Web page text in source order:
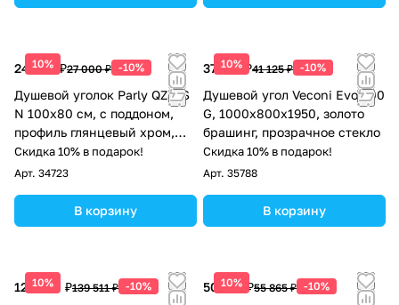
10%
24 300 ₽27 000 ₽ -10%
Душевой уголок Parly QZ81S
N 100х80 см, с поддоном,
профиль глянцевый хром,
стекло тонированное
Скидка 10% в подарок!
Арт. 34723
В корзину
10%
37 013 ₽41 125 ₽ -10%
Душевой угол Veconi Evo 300
G, 1000х800x1950, золото
брашинг, прозрачное стекло
Скидка 10% в подарок!
Арт. 35788
В корзину
10%
125 560 ₽139 511 ₽ -10% 10%
50 279 ₽55 865 ₽ -10%